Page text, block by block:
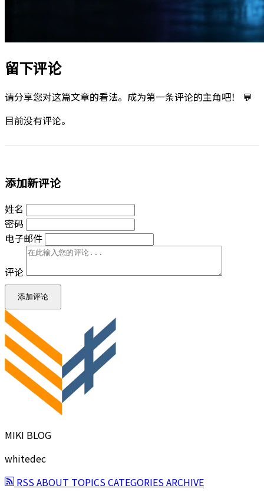
留下评论
请分享您对这篇文章的看法。成为第一条评论的主角吧！ 💬
目前没有评论。
添加新评论
姓名
密码
电子邮件
评论
添加评论
MIKI BLOG
whitedec
RSSABOUT TOPICSCATEGORIESARCHIVE